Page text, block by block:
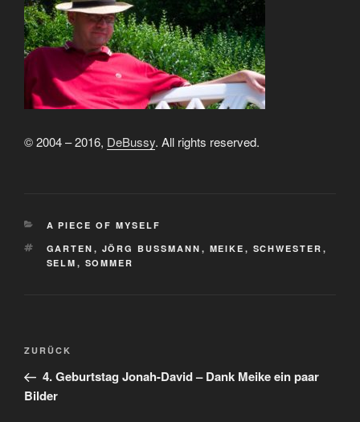
© 2004 – 2016, DeBussy. All rights reserved.
KATEGORIEN
A PIECE OF MYSELF
SCHLAGWÖRTER
GARTEN , JÖRG BUSSMANN , MEIKE , SCHWESTER ,
SELM , SOMMER
Beitragsnavigation
Vorheriger
Beitrag
ZURÜCK
4. Geburtstag Jonah-David – Dank Meike ein paar
Bilder